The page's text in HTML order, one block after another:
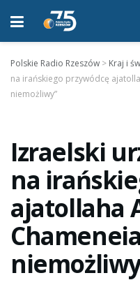
Polskie Radio Rzeszów > Kraj i
na irańskiego przywódcę
niemożliwy”
Izraelski
na
ajatollaha